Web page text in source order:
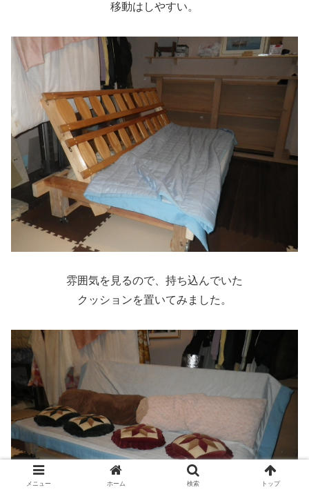
移動はしやすい。
雰囲気を見るので、持ち込んでいた
クッションを置いてみました。
メニュー ホーム 検索 トップ